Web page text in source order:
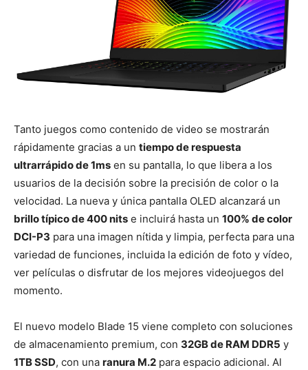
Tanto juegos como contenido de video se mostrarán
rápidamente gracias a un tiempo de respuesta
ultrarrápido de 1ms en su pantalla, lo que libera a los
usuarios de la decisión sobre la precisión de color o la
velocidad. La nueva y única pantalla OLED alcanzará un
brillo típico de 400 nits e incluirá hasta un 100% de color
DCI-P3 para una imagen nítida y limpia, perfecta para una
variedad de funciones, incluida la edición de foto y vídeo,
ver películas o disfrutar de los mejores videojuegos del
momento.
El nuevo modelo Blade 15 viene completo con soluciones
de almacenamiento premium, con 32GB de RAM DDR5 y
1TB SSD, con una ranura M.2 para espacio adicional. Al